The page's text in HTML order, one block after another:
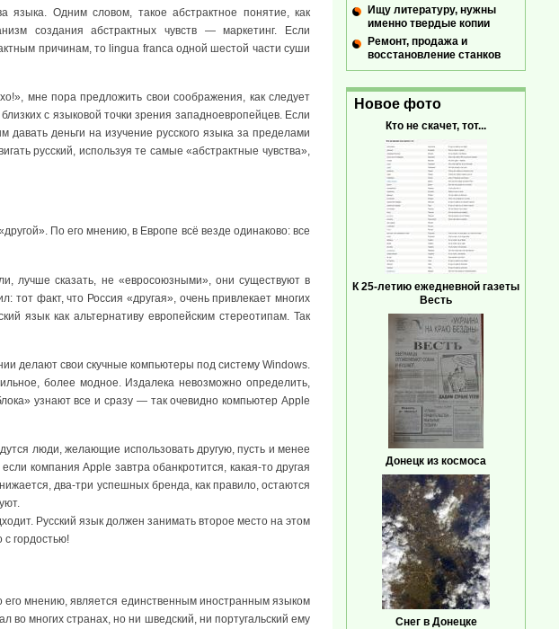
языка. Одним словом, такое абстрактное понятие, как
создания абстрактных чувств — маркетинг. Если
причинам, то lingua franca одной шестой части суши
мне пора предложить свои соображения, как следует
с языковой точки зрения западноевропейцев. Если
давать деньги на изучение русского языка за пределами
русский, используя те самые «абстрактные чувства»,
По его мнению, в Европе всё везде одинаково: все
лучше сказать, не «евросоюзными», они существуют в
факт, что Россия «другая», очень привлекает многих
язык как альтернативу европейским стереотипам. Так
делают свои скучные компьютеры под систему Windows.
более модное. Издалека невозможно определить,
узнают все и сразу — так очевидно компьютер Apple
люди, желающие использовать другую, пусть и менее
компания Apple завтра обанкротится, какая-то другая
два-три успешных бренда, как правило, остаются
Русский язык должен занимать второе место на этом
с гордостью!
его мнению, является единственным иностранным языком
во многих странах, но ни шведский, ни португальский ему
Ищу литературу, нужны
именно твердые копии
Ремонт, продажа и
восстановление станков
Новое фото
Кто не скачет, тот...
К 25-летию ежедневной газеты
Весть
Донецк из космоса
Снег в Донецке